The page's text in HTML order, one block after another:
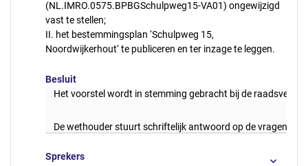
(NL.IMRO.0575.BPBGSchulpweg15-VA01) ongewijzigd
vast te stellen;
II. het bestemmingsplan ‘Schulpweg 15,
Noordwijkerhout‘ te publiceren en ter inzage te leggen.
Besluit
Het voorstel wordt in stemming gebracht bij de
De wethouder stuurt schriftelijk antwoord op de vragen van
Sprekers